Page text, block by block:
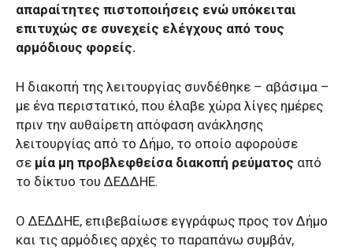
απαραίτητες πιστοποιήσεις ενώ υπόκειται
επιτυχώς σε συνεχείς ελέγχους από τους
αρμόδιους φορείς.
Η διακοπή της λειτουργίας συνδέθηκε – αβάσιμα –
με ένα περιστατικό, που έλαβε χώρα λίγες ημέρες
πριν την αυθαίρετη απόφαση ανάκλησης
λειτουργίας από το Δήμο, το οποίο αφορούσε
σε μία μη προβλεφθείσα διακοπή ρεύματος από
το δίκτυο του ΔΕΔΔΗΕ.
Ο ΔΕΔΔΗΕ, επιβεβαίωσε εγγράφως προς τον Δήμο
και τις αρμόδιες αρχές το παραπάνω συμβάν,